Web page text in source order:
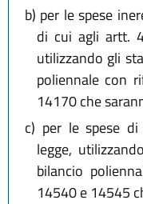
b) per le spese
di cui agli artt.
utilizzando gli
poliennale con
14170 che
c) per le spese
legge,
bilancio
14540 e 14545